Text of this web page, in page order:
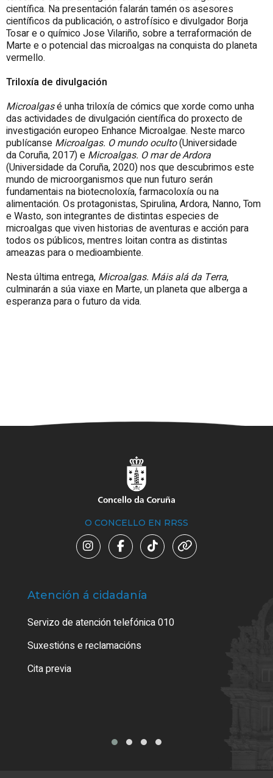
científica. Na presentación falarán tamén os asesores
científicos da publicación, o astrofísico e divulgador Borja
Tosar e o químico Jose Vilariño, sobre a terraformación de
Marte e o potencial das microalgas na conquista do planeta
vermello.
Triloxía de divulgación
Microalgasé unha triloxía de cómics que xorde como unha
das actividades de divulgación científica do proxecto de
investigación europeo Enhance Microalgae. Neste marco
publícanse Microalgas. O mundo oculto(Universidade
da Coruña, 2017) e Microalgas. O mar de Ardora
(Universidade da Coruña, 2020) nos que descubrimos este
mundo de microorganismos que nun futuro serán
fundamentais na biotecnoloxía, farmacoloxía ou na
alimentación. Os protagonistas, Spirulina, Ardora, Nanno, Tom
e Wasto, son integrantes de distintas especies de
microalgas que viven historias de aventuras e acción para
todos os públicos, mentres loitan contra as distintas
ameazas para o medioambiente.
Nesta última entrega, Microalgas. Máis alá da Terra,
culminarán a súa viaxe en Marte, un planeta que alberga a
esperanza para o futuro da vida.
O CONCELLO EN RRSS
Atención á cidadanía
Servizo de atención telefónica 010
Suxestións e reclamacións
Cita previa